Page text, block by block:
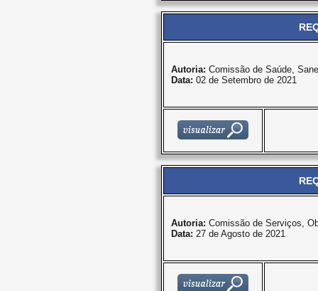
Autoria: Comissão de Saúde,
Data: 02 de Setembro de 2021
Autoria: Comissão de Serviços,
Data: 27 de Agosto de 2021